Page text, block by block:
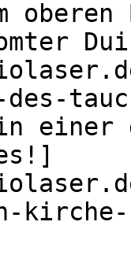
oberen
des-
einer